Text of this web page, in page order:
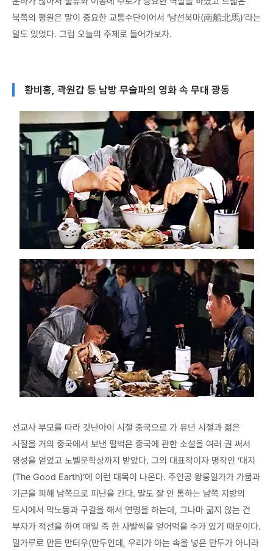
북쪽의 평원은 말이 중요한 교통수단이어서 ‘남선북마(南船北馬)’라는
말도 있었다. 그럼 오늘의 주제로 들어가보자.
황비홍, 곽원갑 등 남방 무술파의 영화 속 무대 광동
선교사 부모를 따라 갓난아이 시절 중국으로 가 유년 시절과 젊은
시절을 거의 중국에서 보낸 펄벅은 중국에 관한 소설을 여러 권 써서
명성을 얻었고 노벨문학상까지 받았다. 그의 대표작이자 명작인 ‘대지
(The Good Earth)’에 이런 대목이 나온다. 주인공 왕룽일가가 가뭄과
기근을 피해 남쪽으로 피난을 간다. 말도 잘 안 통하는 남쪽 지방의
도시에서 막노동과 구걸을 해서 연명을 하는데, 그나마 굶지 않는 건
부자가 적선을 하여 매일 죽 한 사발씩을 얻어먹을 수가 있기 때문이다.
밀가루로 만든 만터우(만두인데, 우리가 아는 속을 넣은 만두가 아니라